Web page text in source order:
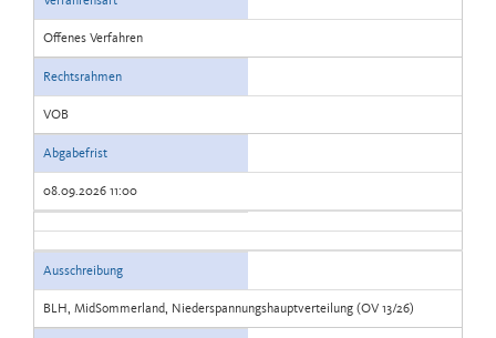
Offenes Verfahren
Rechtsrahmen
VOB
Abgabefrist
08.09.2026 11:00
Ausschreibung
BLH, MidSommerland, Niederspannungshauptverteilung (OV 13/26)